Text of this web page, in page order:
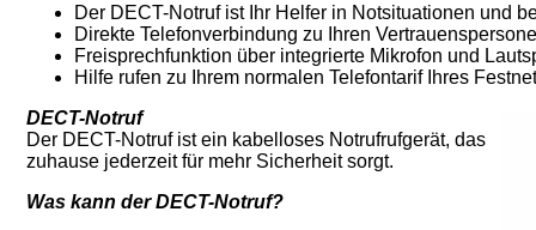
Der DECT-Notruf ist Ihr Helfer in Notsituationen und
Direkte Telefonverbindung zu Ihren
Freisprechfunktion über integrierte Mikrofon und
Hilfe rufen zu Ihrem normalen Telefontarif Ihres
DECT-Notruf
Der DECT-Notruf ist ein kabelloses Notrufrufgerät, das
zuhause jederzeit für mehr Sicherheit sorgt.
Was kann der DECT-Notruf?